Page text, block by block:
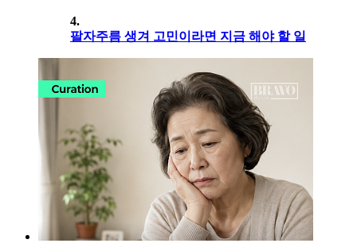
4.
팔자주름 생겨 고민이라면 지금 해야 할 일